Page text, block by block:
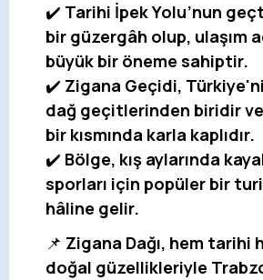
✔️ Tarihi İpek Yolu’nun
bir güzergâh olup, ulaşım
büyük bir öneme sahiptir.
✔️ Zigana Geçidi,
dağ geçitlerinden biridir ve
bir kısmında karla kaplıdır.
✔️ Bölge, kış aylarında
sporları için popüler bir
hâline gelir.
📌 Zigana Dağı, hem tarihi
doğal güzellikleriyle